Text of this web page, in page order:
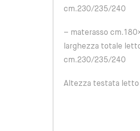
cm.230/235/240
– materasso
larghezza totale
cm.230/235/240
Altezza testata